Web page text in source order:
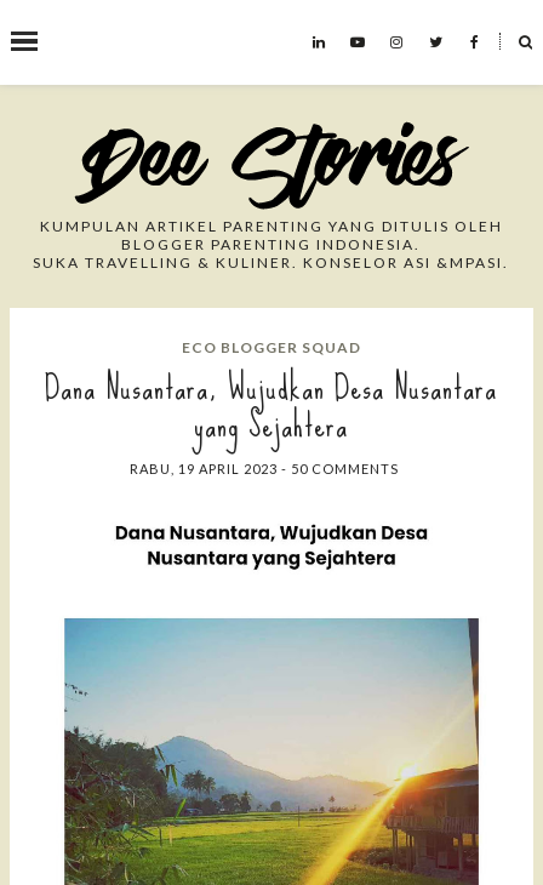
˟
Search This Blog
KUMPULAN ARTIKEL PARENTING YANG DITULIS OLEH
BLOGGER PARENTING INDONESIA.
SUKA TRAVELLING & KULINER. KONSELOR ASI &MPASI.
ECO BLOGGER SQUAD
Dana Nusantara, Wujudkan Desa Nusantara
yang Sejahtera
RABU, 19 APRIL 2023- 50 COMMENTS